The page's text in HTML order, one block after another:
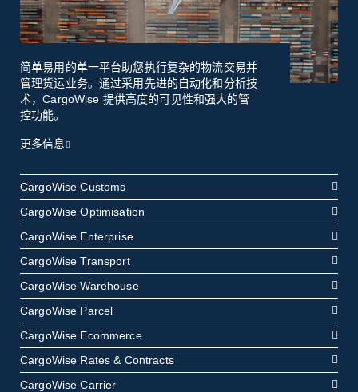
简单易用的单一平台助您执行复杂的物流交易并
管理货运业务。通过采用先进的自动化和分析技
术，CargoWise 提供高度的可见性和强大的管
控功能。
更多信息
CargoWise Customs
CargoWise Optimisation
CargoWise Enterprise
CargoWise Transport
CargoWise Warehouse
CargoWise Parcel
CargoWise Ecommerce
CargoWise Rates & Contracts
CargoWise Carrier